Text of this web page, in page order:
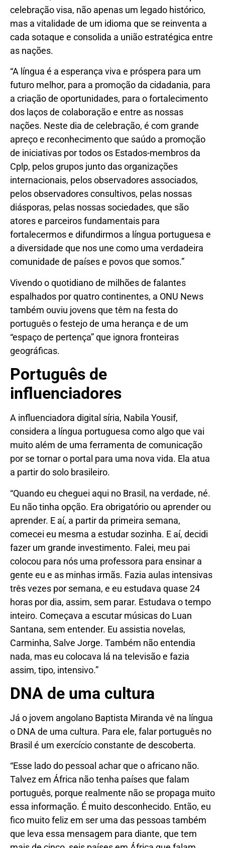
celebração visa, não apenas um legado histórico,
mas a vitalidade de um idioma que se reinventa a
cada sotaque e consolida a união estratégica entre
as nações.
“A língua é a esperança viva e próspera para um
futuro melhor, para a promoção da cidadania, para
a criação de oportunidades, para o fortalecimento
dos laços de colaboração e entre as nossas
nações. Neste dia de celebração, é com grande
apreço e reconhecimento que saúdo a promoção
de iniciativas por todos os Estados-membros da
Cplp, pelos grupos junto das organizações
internacionais, pelos observadores associados,
pelos observadores consultivos, pelas nossas
diásporas, pelas nossas sociedades, que são
atores e parceiros fundamentais para
fortalecermos e difundirmos a língua portuguesa e
a diversidade que nos une como uma verdadeira
comunidade de países e povos que somos.”
Vivendo o quotidiano de milhões de falantes
espalhados por quatro continentes, a ONU News
também ouviu jovens que têm na festa do
português o festejo de uma herança e de um
“espaço de pertença” que ignora fronteiras
geográficas.
Português de
influenciadores
A influenciadora digital síria, Nabila Yousif,
considera a língua portuguesa como algo que vai
muito além de uma ferramenta de comunicação
por se tornar o portal para uma nova vida. Ela atua
a partir do solo brasileiro.
“Quando eu cheguei aqui no Brasil, na verdade, né.
Eu não tinha opção. Era obrigatório ou aprender ou
aprender. E aí, a partir da primeira semana,
comecei eu mesma a estudar sozinha. E aí, decidi
fazer um grande investimento. Falei, meu pai
colocou para nós uma professora para ensinar a
gente eu e as minhas irmãs. Fazia aulas intensivas
três vezes por semana, e eu estudava quase 24
horas por dia, assim, sem parar. Estudava o tempo
inteiro. Começava a escutar músicas do Luan
Santana, sem entender. Eu assistia novelas,
Carminha, Salve Jorge. Também não entendia
nada, mas eu colocava lá na televisão e fazia
assim, tipo, intensivo.”
DNA de uma cultura
Já o jovem angolano Baptista Miranda vê na língua
o DNA de uma cultura. Para ele, falar português no
Brasil é um exercício constante de descoberta.
“Esse lado do pessoal achar que o africano não.
Talvez em África não tenha países que falam
português, porque realmente não se propaga muito
essa informação. É muito desconhecido. Então, eu
fico muito feliz em ser uma das pessoas também
que leva essa mensagem para diante, que tem